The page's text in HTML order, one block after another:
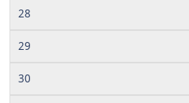
28
29
30